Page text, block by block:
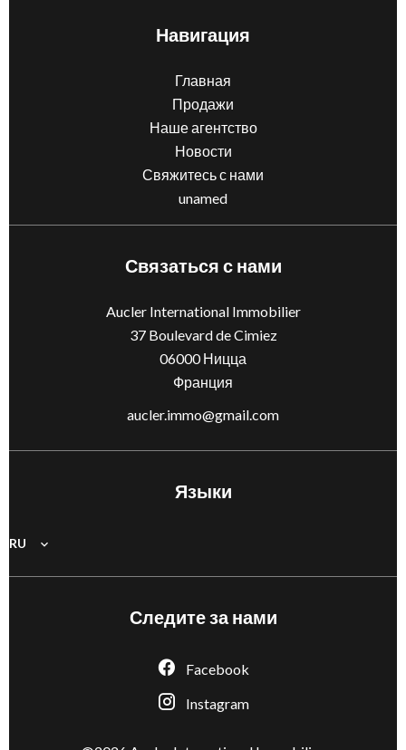
Навигация
Главная
Продажи
Наше агентство
Новости
Свяжитесь с нами
unamed
Связаться с нами
Aucler International Immobilier
37 Boulevard de Cimiez
06000Ницца
Франция
aucler.immo@gmail.com
Языки
RU
Следите за нами
Facebook
Instagram